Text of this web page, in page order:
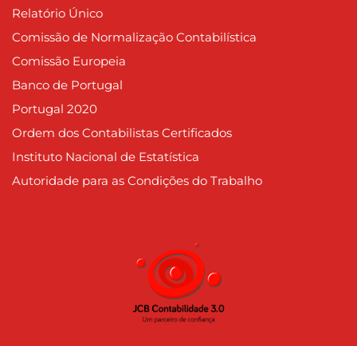
Relatório Único
Comissão de Normalização Contabilística
Comissão Europeia
Banco de Portugal
Portugal 2020
Ordem dos Contabilistas Certificados
Instituto Nacional de Estatística
Autoridade para as Condições do Trabalho